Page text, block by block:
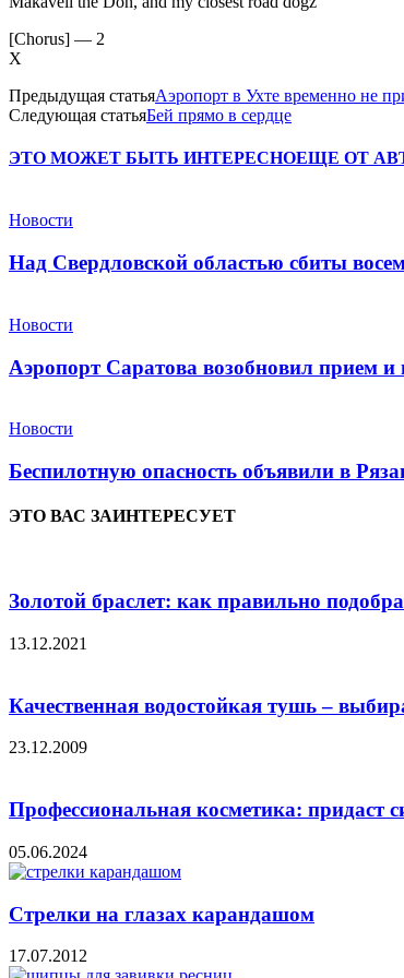
[Chorus] — 2
X
Предыдущая статьяАэропорт в Ухте временно не
Следующая статьяБей прямо в сердце
ЭТО МОЖЕТ БЫТЬ ИНТЕРЕСНОЕЩЕ ОТ
Новости
Над Свердловской областью сбиты
Новости
Аэропорт Саратова возобновил прием и
Новости
Беспилотную опасность объявили в
ЭТО ВАС ЗАИНТЕРЕСУЕТ
Золотой браслет: как правильно
13.12.2021
Качественная водостойкая тушь –
23.12.2009
Профессиональная косметика: придаст
05.06.2024
Стрелки на глазах карандашом
17.07.2012